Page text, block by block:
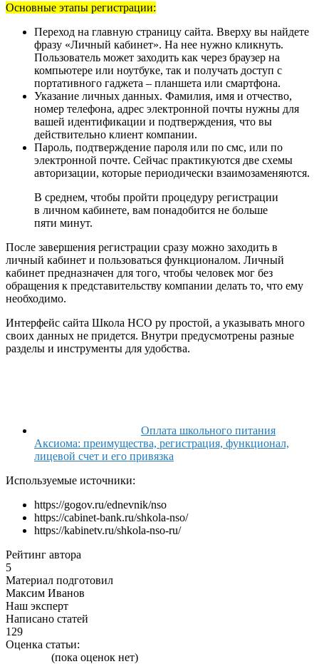
Основные этапы регистрации:
Переход на главную страницу сайта. Вверху вы найдете
фразу «Личный кабинет». На нее нужно кликнуть.
Пользователь может заходить как через браузер на
компьютере или ноутбуке, так и получать доступ с
портативного гаджета – планшета или смартфона.
Указание личных данных. Фамилия, имя и отчество,
номер телефона, адрес электронной почты нужны для
вашей идентификации и подтверждения, что вы
действительно клиент компании.
Пароль, подтверждение пароля или по смс, или по
электронной почте. Сейчас практикуются две схемы
авторизации, которые периодически взаимозаменяются.
В среднем, чтобы пройти процедуру регистрации
в личном кабинете, вам понадобится не больше
пяти минут.
После завершения регистрации сразу можно заходить в
личный кабинет и пользоваться функционалом. Личный
кабинет предназначен для того, чтобы человек мог без
обращения к представительству компании делать то, что ему
необходимо.
Интерфейс сайта Школа НСО ру простой, а указывать много
своих данных не придется. Внутри предусмотрены разные
разделы и инструменты для удобства.
Оплата школьного питания
Аксиома: преимущества, регистрация, функционал,
лицевой счет и его привязка
Используемые источники:
https://gogov.ru/ednevnik/nso
https://cabinet-bank.ru/shkola-nso/
https://kabinetv.ru/shkola-nso-ru/
Рейтинг автора
5
Материал подготовил
Максим Иванов
Наш эксперт
Написано статей
129
Оценка статьи:
(пока оценок нет)